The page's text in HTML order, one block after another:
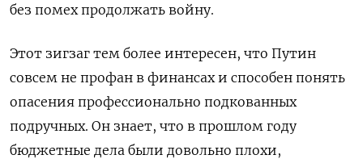
без помех продолжать войну.
Этот зигзаг тем более интересен, что Путин
совсем не профан в финансах и способен понять
опасения профессионально подкованных
подручных. Он знает, что в прошлом году
бюджетные дела были довольно плохи,